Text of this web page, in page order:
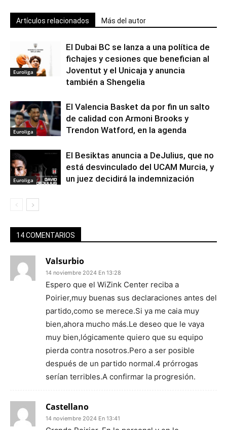
Artículos relacionados Más del autor
Euroliga
El Dubai BC se lanza a una política de
fichajes y cesiones que benefician al
Joventut y el Unicaja y anuncia
también a Shengelia
Euroliga
El Valencia Basket da por fin un salto
de calidad con Armoni Brooks y
Trendon Watford, en la agenda
Euroliga
El Besiktas anuncia a DeJulius, que no
está desvinculado del UCAM Murcia, y
un juez decidirá la indemnización
14 COMENTARIOS
Valsurbio
14 noviembre 2024 En 13:28
Espero que el WiZink Center reciba a
Poirier,muy buenas sus declaraciones antes del
partido,como se merece.Si ya me caia muy
bien,ahora mucho más.Le deseo que le vaya
muy bien,lógicamente quiero que su equipo
pierda contra nosotros.Pero a ser posible
después de un partido normal.4 prórrogas
serían terribles.A confirmar la progresión.
Castellano
14 noviembre 2024 En 13:41